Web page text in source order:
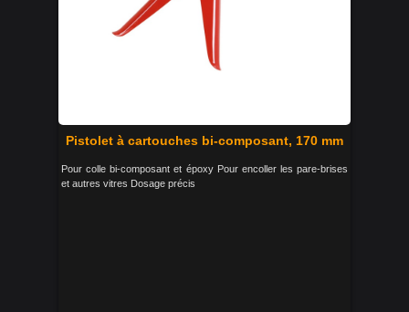
Pistolet à cartouches bi-composant, 170 mm
Pour colle bi-composant et époxy Pour encoller les pare-brises
et autres vitres Dosage précis